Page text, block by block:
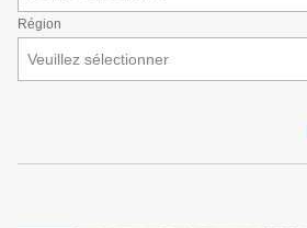
Région
Veuillez sélectionner